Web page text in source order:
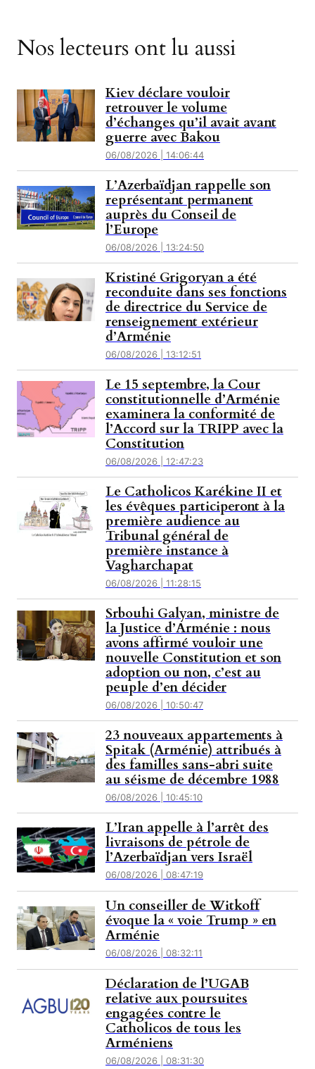
Nos lecteurs ont lu aussi
Kiev déclare vouloir
retrouver le volume
d’échanges qu’il avait avant
guerre avec Bakou
06/08/2026 | 14:06:44
L’Azerbaïdjan rappelle son
représentant permanent
auprès du Conseil de
l’Europe
06/08/2026 | 13:24:50
Kristiné Grigoryan a été
reconduite dans ses fonctions
de directrice du Service de
renseignement extérieur
d’Arménie
06/08/2026 | 13:12:51
Le 15 septembre, la Cour
constitutionnelle d’Arménie
examinera la conformité de
l’Accord sur la TRIPP avec la
Constitution
06/08/2026 | 12:47:23
Le Catholicos Karékine II et
les évêques participeront à la
première audience au
Tribunal général de
première instance à
Vagharchapat
06/08/2026 | 11:28:15
Srbouhi Galyan, ministre de
la Justice d’Arménie : nous
avons affirmé vouloir une
nouvelle Constitution et son
adoption ou non, c’est au
peuple d’en décider
06/08/2026 | 10:50:47
23 nouveaux appartements à
Spitak (Arménie) attribués à
des familles sans-abri suite
au séisme de décembre 1988
06/08/2026 | 10:45:10
L’Iran appelle à l’arrêt des
livraisons de pétrole de
l’Azerbaïdjan vers Israël
06/08/2026 | 08:47:19
Un conseiller de Witkoff
évoque la « voie Trump » en
Arménie
06/08/2026 | 08:32:11
Déclaration de l’UGAB
relative aux poursuites
engagées contre le
Catholicos de tous les
Arméniens
06/08/2026 | 08:31:30